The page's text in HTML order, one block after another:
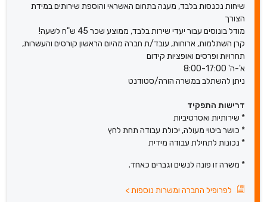
שיחות נכנסות בלבד, מענה בתחום האשראי והוספת שירותים במידת
הצורך
מודל בונוסים עבור יעדי שירות בלבד, ממוצע שכר 45 ש"ח לשעה!
קרן השתלמות, ארוחות, עובד/ת חברה מהיום הראשון קורסים והעשרות,
תחרויות ופרסים ואופציות קידום
א'-ה' 8:00-17:00
ניתן להשתלב במשרה הורה/סטודנט
דרישות התפקיד
* שירותיות ואסרטיביות
* כושר ביטוי מעולה, יכולת עבודה תחת לחץ
* נכונות לתחילת עבודה מידית
* משרה זו פונה לנשים וגברים כאחד.
לפרופיל החברה ומשרות נוספות>